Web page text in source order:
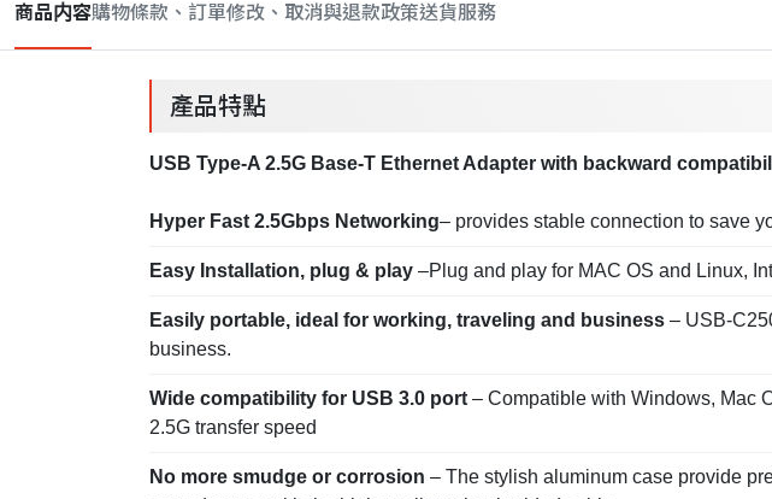
商品内容購物條款、訂單修改、取消與退款政策送貨服務
產品特點
USB Type-A 2.5G Base-T Ethernet Adapter with backward
Hyper Fast 2.5Gbps Networking– provides stable connection to save
Easy Installation, plug & play –Plug and play for MAC OS and Linux,
Easily portable, ideal for working, traveling and business – USB-
business.
Wide compatibility for USB 3.0 port – Compatible with Windows, Mac
2.5G transfer speed
No more smudge or corrosion – The stylish aluminum case provide